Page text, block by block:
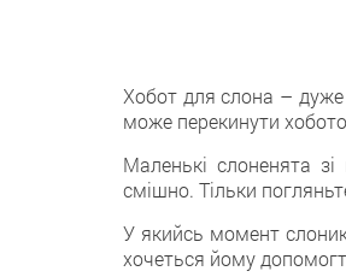
Хобот для слона – дуже
може перекинути
Маленькі слоненята
смішно. Тільки
У якийсь момент
хочеться йому